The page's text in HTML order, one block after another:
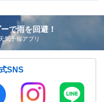
で雨を回避！
予報アプリ
SNS